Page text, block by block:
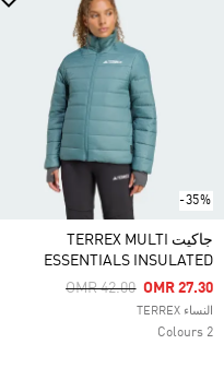
-35%
جاكيت TERREX MULTI
ESSENTIALS INSULATED
Price Reduced From
OMR 42.00ToOMR 27.30
النساء TERREX
2 Colours